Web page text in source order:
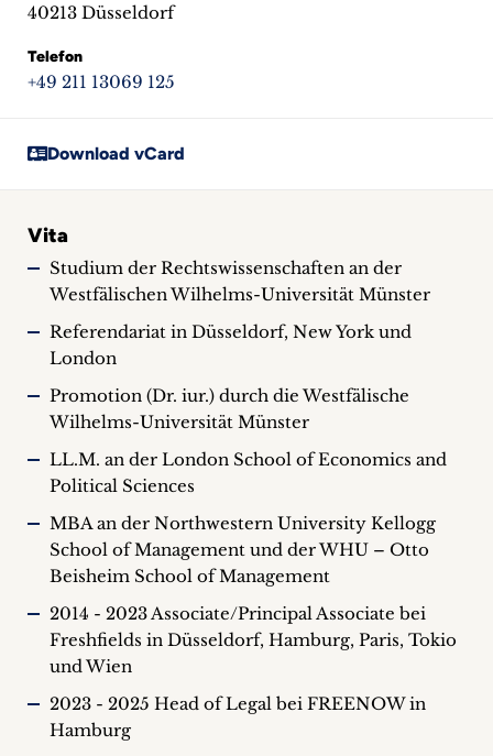
40213 Düsseldorf
Telefon
+49 211 13069 125
Download vCard
Vita
Studium der Rechtswissenschaften an der
Westfälischen Wilhelms-Universität Münster
Referendariat in Düsseldorf, New York und
London
Promotion (Dr. iur.) durch die Westfälische
Wilhelms-Universität Münster
LL.M. an der London School of Economics and
Political Sciences
MBA an der Northwestern University Kellogg
School of Management und der WHU – Otto
Beisheim School of Management
2014 - 2023 Associate/Principal Associate bei
Freshfields in Düsseldorf, Hamburg, Paris, Tokio
und Wien
2023 - 2025 Head of Legal bei FREENOW in
Hamburg